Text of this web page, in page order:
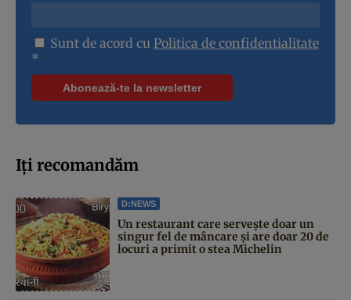
Sunt de acord cu Politica de confidentialitate
*
Iți recomandăm
D:NEWS
Un restaurant care servește doar un
singur fel de mâncare și are doar 20 de
locuri a primit o stea Michelin